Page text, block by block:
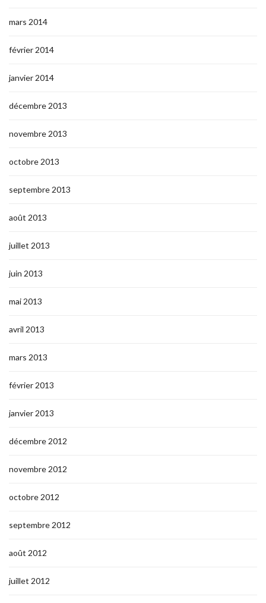
mars 2014
février 2014
janvier 2014
décembre 2013
novembre 2013
octobre 2013
septembre 2013
août 2013
juillet 2013
juin 2013
mai 2013
avril 2013
mars 2013
février 2013
janvier 2013
décembre 2012
novembre 2012
octobre 2012
septembre 2012
août 2012
juillet 2012